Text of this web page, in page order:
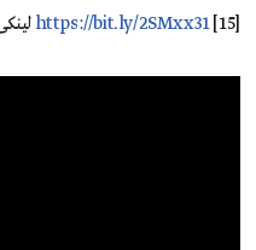
https://bit.ly/2SMxx31[15] لینکی گۆرانی (جهرمی) بە دەنگی (سیما بینا)